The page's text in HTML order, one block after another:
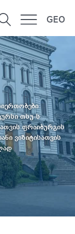
GEO
თსუ-ს
ფრაიბურგის
ვიზიტისათვის